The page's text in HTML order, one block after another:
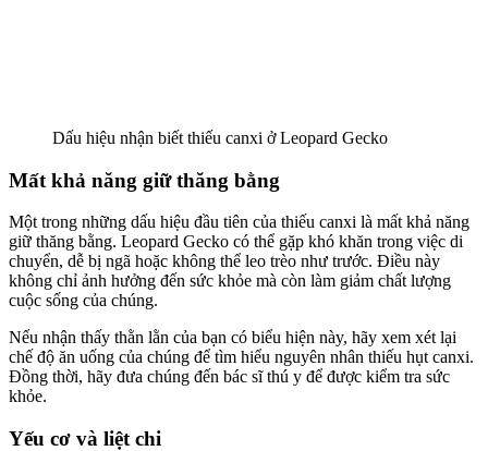
Dấu hiệu nhận biết thiếu canxi ở Leopard Gecko
Mất khả năng giữ thăng bằng
Một trong những dấu hiệu đầu tiên của thiếu canxi là mất khả năng
giữ thăng bằng. Leopard Gecko có thể gặp khó khăn trong việc di
chuyển, dễ bị ngã hoặc không thể leo trèo như trước. Điều này
không chỉ ảnh hưởng đến sức khỏe mà còn làm giảm chất lượng
cuộc sống của chúng.
Nếu nhận thấy thằn lằn của bạn có biểu hiện này, hãy xem xét lại
chế độ ăn uống của chúng để tìm hiểu nguyên nhân thiếu hụt canxi.
Đồng thời, hãy đưa chúng đến bác sĩ thú y để được kiểm tra sức
khỏe.
Yếu cơ và liệt chi